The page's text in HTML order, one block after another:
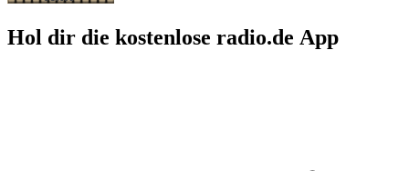
Hol dir die kostenlose radio.de App